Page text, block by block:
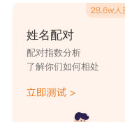
姓名配对
配对指数分析
了解你们如何相处